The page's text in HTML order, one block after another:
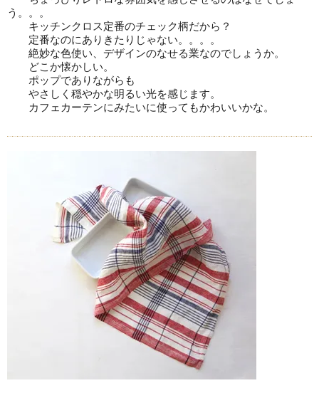
う。。。
キッチンクロス定番のチェック柄だから？
定番なのにありきたりじゃない。。。。
絶妙な色使い、デザインのなせる業なのでしょうか。
どこか懐かしい。
ポップでありながらも
やさしく穏やかな明るい光を感じます。
カフェカーテンにみたいに使ってもかわいいかな。